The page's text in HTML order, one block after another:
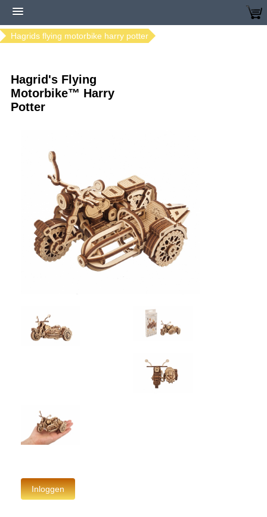
Home
Hagrids flying motorbike harry potter
Hagrid's Flying
Motorbike™ Harry
Potter